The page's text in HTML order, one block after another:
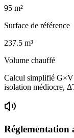
95 m²
Surface de référence
237.5 m³
Volume chauffé
Calcul simplifié
isolation médiocre,
Réglementation